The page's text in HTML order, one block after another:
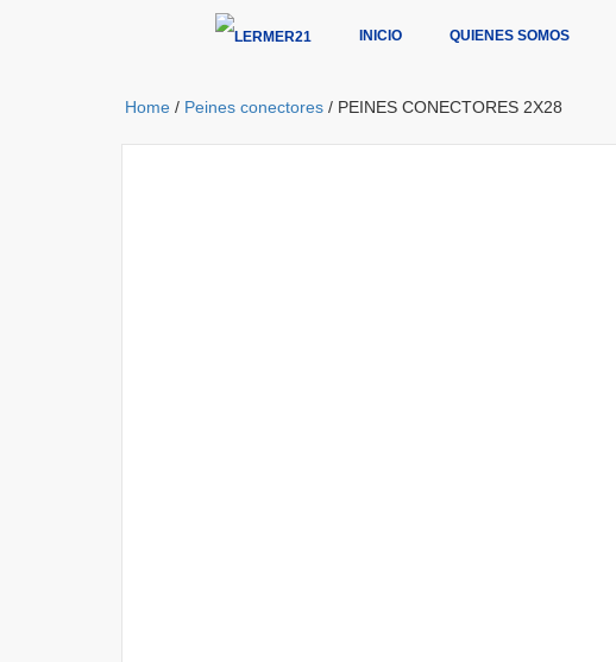
INICIO QUIENES SOMOS
Home / Peines conectores / PEINES CONECTORES 2X28